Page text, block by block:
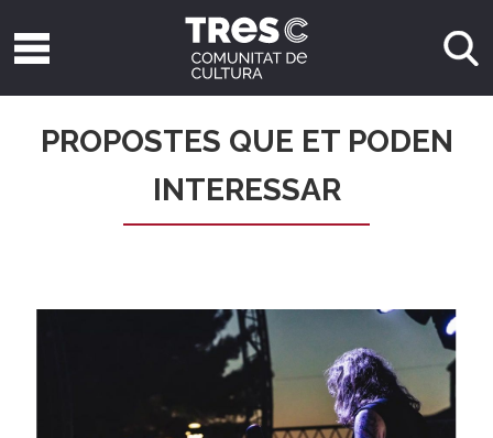
PROPOSTES QUE ET PODEN
INTERESSAR